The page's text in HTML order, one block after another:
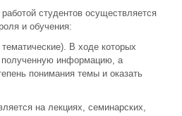
студентов осуществляется
и обучения:
В ходе которых
информацию, а
понимания темы и оказать
на лекциях, семинарских,